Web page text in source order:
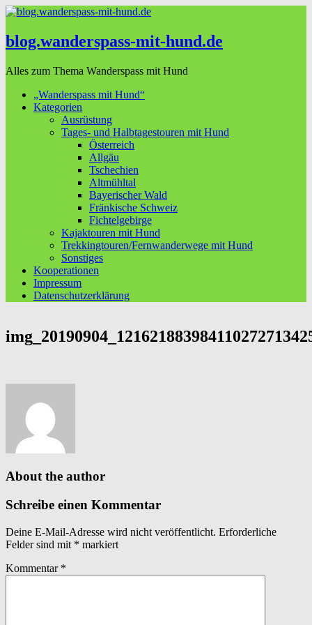
blog.wanderspass-mit-hund.de
Alles zum Thema Wanderspass mit Hund
„Wanderspass mit Hund“
Kategorien
Ausrüstung
Tages- und Halbtagestouren mit Hund
Österreich
Allgäu
Tschechien
Altmühltal
Bayerischer Wald
Fränkische Schweiz
Fichtelgebirge
Kajaktouren mit Hund
Trekkingtouren/Fernwanderwege mit Hund
Sonstiges
Kooperationen
Impressum
Datenschutzerklärung
About the author
Schreibe einen Kommentar
Deine E-Mail-Adresse wird nicht veröffentlicht. Erforderliche
Felder sind mit * markiert
Kommentar *